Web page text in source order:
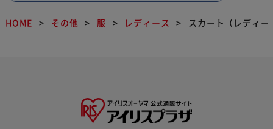
HOME その他 服 レディース スカート（レディ